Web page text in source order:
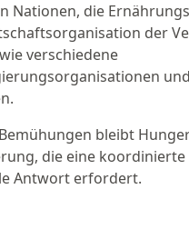
Nationen, die
der
verschiedene
bleibt
die eine
Antwort erfordert.